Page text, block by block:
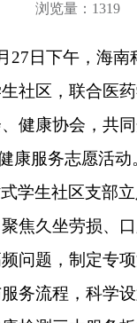
浏览量：1319
27日下午，海南
社区，联合医
健康协会，共同
康服务志愿活动
学生社区支部
焦久坐劳损、
问题，制定专
务流程，科学设